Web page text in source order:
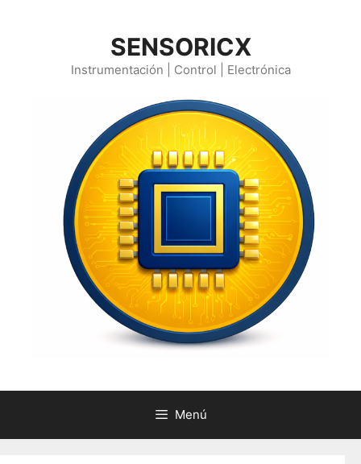
SENSORICX
Instrumentación | Control | Electrónica
Menú